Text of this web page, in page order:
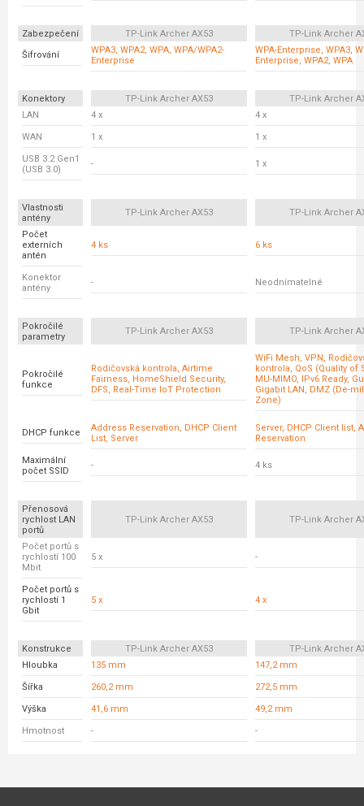
Zabezpečení TP-Link Archer AX53
TP-Link Archer
Šifrování
WPA3, WPA2, WPA, WPA/WPA2-
Enterprise
WPA-Enterprise, WPA3,
Enterprise, WPA2, WPA
Konektory TP-Link Archer AX53
TP-Link Archer
LAN
4 x 4 x
WAN 1 x 1 x
USB 3.2 Gen1
(USB 3.0)
- 1 x
Vlastnosti
antény
TP-Link Archer AX53 TP-Link Archer
Počet
externích
antén
4 ks 6 ks
Konektor
antény
- Neodnímatelné
Pokročilé
parametry
TP-Link Archer AX53 TP-Link Archer
Pokročilé
funkce
Rodičovská kontrola, Airtime
Fairness, HomeShield Security,
DFS, Real-Time IoT Protection
WiFi Mesh, VPN,
kontrola, QoS (Quality of
MU-MIMO, IPv6 Ready,
Gigabit LAN, DMZ (De-
Zone)
DHCP funkce
Address Reservation, DHCP Client
List, Server
Server, DHCP Client list,
Reservation
Maximální
počet SSID
- 4 ks
Přenosová
rychlost LAN
portů
TP-Link Archer AX53 TP-Link Archer
Počet portů s
rychlostí 100
Mbit
5 x -
Počet portů s
rychlostí 1
Gbit
5 x 4 x
Konstrukce TP-Link Archer AX53
TP-Link Archer
Hloubka
135 mm 147,2 mm
Šířka 260,2 mm 272,5 mm
Výška 41,6 mm 49,2 mm
Hmotnost - -